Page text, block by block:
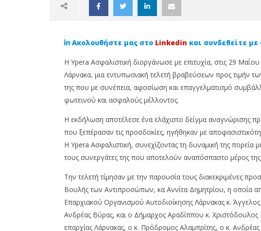
NOW VIEWING
Η YPERA Ασφαλιστική
βράβευσε τους κορυφαίους
της συνεργάτες σε μία
λαμπερή βραδιά
2025
Cyprus
Insurance
News
Team
Agridiotis Insurance:
Term Ασφάλιση
καλύτερη επιλογή;
10
Ιουνίου,
Cyprus
Insurance
News
Team
Ακολουθήστε μας στο Linkedin και συνδεθείτε
Η Ypera Ασφαλιστική διοργάνωσε με επιτυχία, στις 29
Λάρνακα, μια εντυπωσιακή τελετή βραβεύσεων προς τιμήν
της που με συνέπεια, αφοσίωση και επαγγελματισμό
φωτεινού και ασφαλούς μέλλοντος.
Η εκδήλωση αποτέλεσε ένα ελάχιστο δείγμα αναγνώρισης
που ξεπέρασαν τις προσδοκίες, ηγήθηκαν με
Η Ypera Ασφαλιστική, συνεχίζοντας τη δυναμική της πορεία
τους συνεργάτες της που αποτελούν αναπόσπαστο μέρος της
Την τελετή τίμησαν με την παρουσία τους διακεκριμένες
Βουλής των Αντιπροσώπων, κα Αννίτα Δημητρίου, η οποία
Επαρχιακού Οργανισμού Αυτοδιοίκησης Λάρνακας κ.
Ανδρέας Βύρας, και ο Δήμαρχος Αραδίππου κ. Χριστόδουλος
επαρχίας Λάρνακας, ο κ. Πρόδρομος Αλαμπρίτης, ο κ.